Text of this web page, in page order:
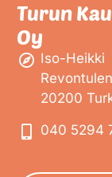
Turun
Oy
Iso-Heikki
20200
040 5294